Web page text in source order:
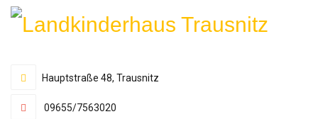
Hauptstraße 48, Trausnitz
09655/7563020